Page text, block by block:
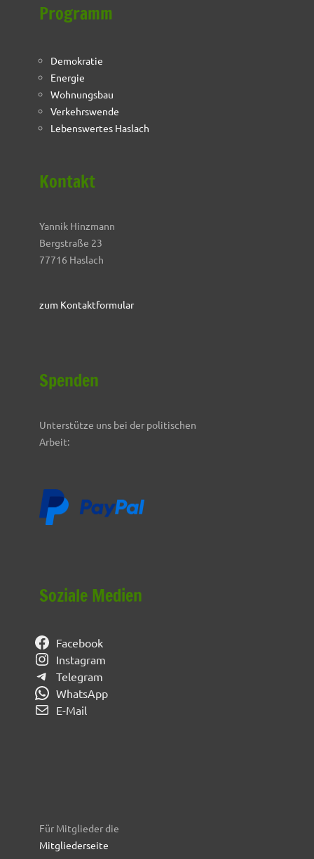
Programm
Demokratie
Energie
Wohnungsbau
Verkehrswende
Lebenswertes Haslach
Kontakt
Yannik Hinzmann
Bergstraße 23
77716 Haslach
zum Kontaktformular
Spenden
Unterstütze uns bei der politischen
Arbeit:
Soziale Medien
Facebook
Instagram
Telegram
WhatsApp
E-Mail
Für Mitglieder die
Mitgliederseite